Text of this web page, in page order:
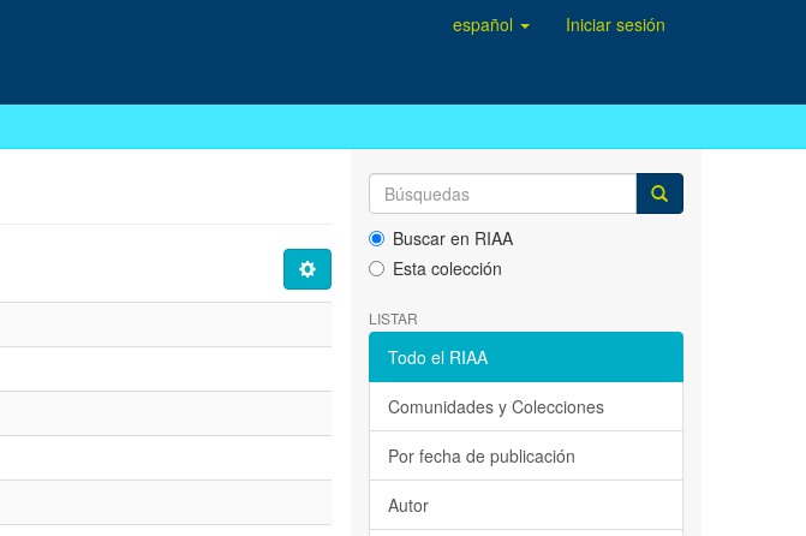
español Iniciar sesión
Buscar en RIAA
Esta colección
LISTAR
Todo el RIAA
Comunidades y Colecciones
Por fecha de publicación
Autor